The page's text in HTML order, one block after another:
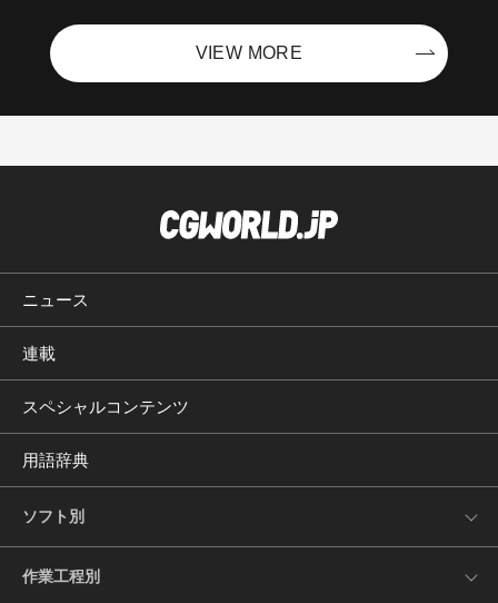
VIEW MORE
ニュース
連載
スペシャルコンテンツ
用語辞典
ソフト別
作業工程別